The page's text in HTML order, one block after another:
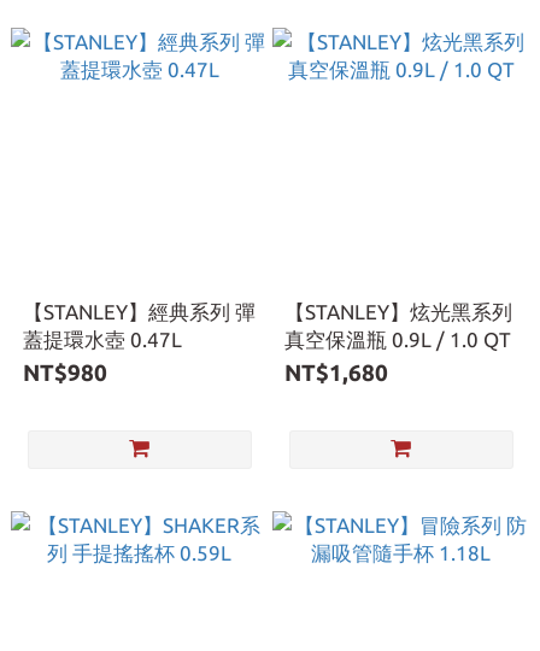
【STANLEY】經典系列 彈
蓋提環水壺 0.47L
NT$980
【STANLEY】炫光黑系列
真空保溫瓶 0.9L / 1.0 QT
NT$1,680